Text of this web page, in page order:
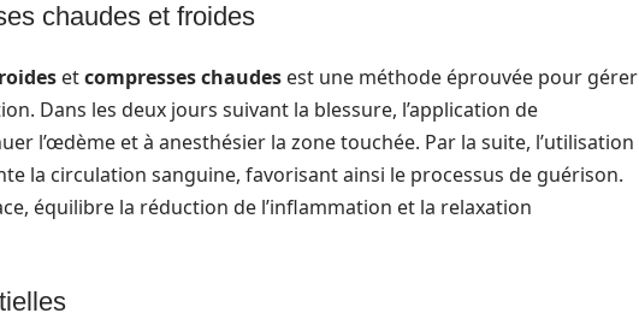
chaudes et froides
etcompresses chaudes est une méthode éprouvée pour gérer
Dans les deux jours suivant la blessure, l’application de
l’œdème et à anesthésier la zone touchée. Par la suite, l’utilisation
la circulation sanguine, favorisant ainsi le processus de guérison.
équilibre la réduction de l’inflammation et la relaxation